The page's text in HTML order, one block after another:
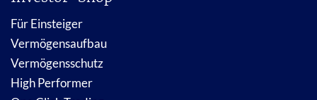
Für Einsteiger
Vermögensaufbau
Vermögensschutz
High Performer